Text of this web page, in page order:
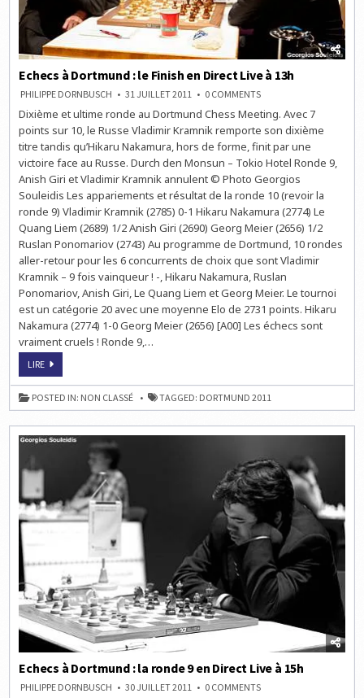
Echecs à Dortmund : le Finish en Direct Live à 13h
PHILIPPE DORNBUSCH 31 JUILLET 2011 0 COMMENTSON
À
DORTMUND
:
LE
FINISH
EN
DIRECT
LIVE
13H
Dixième et ultime ronde au Dortmund Chess Meeting. Avec 7
points sur 10, le Russe Vladimir Kramnik remporte son dixième
titre tandis qu’Hikaru Nakamura, hors de forme, finit par une
victoire face au Russe. Durch den Monsun – Tokio Hotel Ronde 9,
Anish Giri et Vladimir Kramnik annulent © Photo Georgios
Souleidis Les appariements et résultat de la ronde 10 (revoir la
ronde 9) Vladimir Kramnik (2785) 0-1 Hikaru Nakamura (2774) Le
Quang Liem (2689) 1/2 Anish Giri (2690) Georg Meier (2656) 1/2
Ruslan Ponomariov (2743) Au programme de Dortmund, 10 rondes
aller-retour pour les 6 concurrents de choix que sont Vladimir
Kramnik – 9 fois vainqueur ! -, Hikaru Nakamura, Ruslan
Ponomariov, Anish Giri, Le Quang Liem et Georg Meier. Le tournoi
est un catégorie 20 avec une moyenne Elo de 2731 points. Hikaru
Nakamura (2774) 1-0 Georg Meier (2656) [A00] Les échecs sont
vraiment cruels ! Ronde 9,…
LIREECHECS
DORTMUND
:
LE
FINISH
LIVE
POSTED IN: NON CLASSÉ TAGGED: DORTMUND 2011
Echecs à Dortmund : la ronde 9 en Direct Live à 15h
PHILIPPE DORNBUSCH 30 JUILLET 2011 0 COMMENTSON